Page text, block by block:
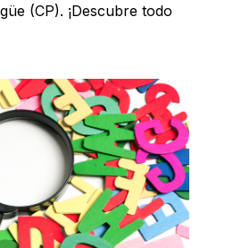
(CP). ¡Descubre todo